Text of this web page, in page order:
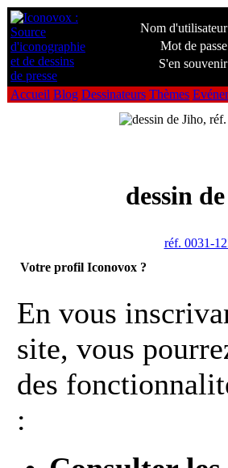
Nom d'utilisateur
Mot de passe
S'en souvenir
Accueil Blog Dessinateurs Thèmes
dessin de
réf. 0031-
Votre profil Iconovox ?
En vous
site, vous
des
: